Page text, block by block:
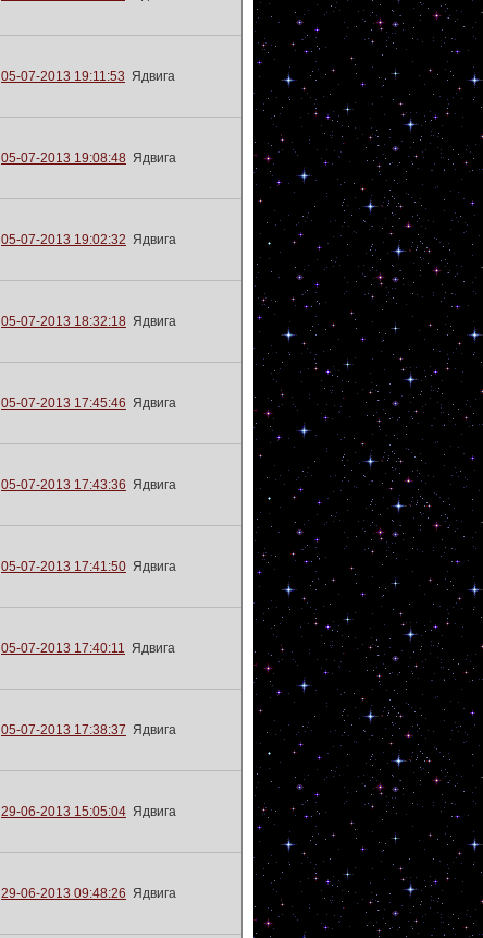
05-07-2013 19:11:53 Ядвига
05-07-2013 19:08:48 Ядвига
05-07-2013 19:02:32 Ядвига
05-07-2013 18:32:18 Ядвига
05-07-2013 17:45:46 Ядвига
05-07-2013 17:43:36 Ядвига
05-07-2013 17:41:50 Ядвига
05-07-2013 17:40:11 Ядвига
05-07-2013 17:38:37 Ядвига
29-06-2013 15:05:04 Ядвига
29-06-2013 09:48:26 Ядвига